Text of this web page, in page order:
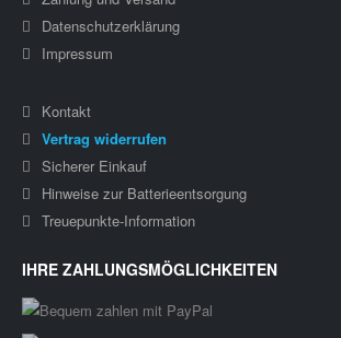
Datenschutzerklärung
Impressum
Kontakt
Vertrag widerrufen
Sicherer Einkauf
Hinweise zur Batterieentsorgung
Treuepunkte-Information
IHRE ZAHLUNGSMÖGLICHKEITEN